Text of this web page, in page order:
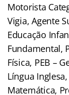
Motorista
Vigia, Agente
Educação
Fundamental,
Física, PEB –
Língua
Matemática,